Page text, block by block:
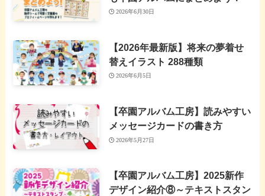
2026年6月30日
【2026年最新版】将来の夢着せ
替えイラスト 288種類
2026年6月5日
【卒園アルバム工房】読みやすい
メッセージカードの書き方
2026年5月27日
【卒園アルバム工房】2025新作
デザイン紹介⑧～テキストスタン